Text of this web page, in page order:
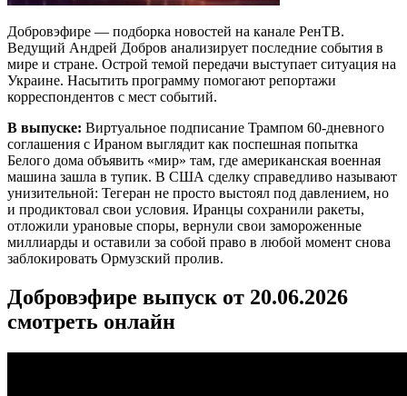
Добровэфире — подборка новостей на канале РенТВ.
Ведущий Андрей Добров анализирует последние события в
мире и стране. Острой темой передачи выступает ситуация на
Украине. Насытить программу помогают репортажи
корреспондентов с мест событий.
В выпуске: Виртуальное подписание Трампом 60-дневного
соглашения с Ираном выглядит как поспешная попытка
Белого дома объявить «мир» там, где американская военная
машина зашла в тупик. В США сделку справедливо называют
унизительной: Тегеран не просто выстоял под давлением, но
и продиктовал свои условия. Иранцы сохранили ракеты,
отложили урановые споры, вернули свои замороженные
миллиарды и оставили за собой право в любой момент снова
заблокировать Ормузский пролив.
Добровэфире выпуск от 20.06.2026
смотреть онлайн